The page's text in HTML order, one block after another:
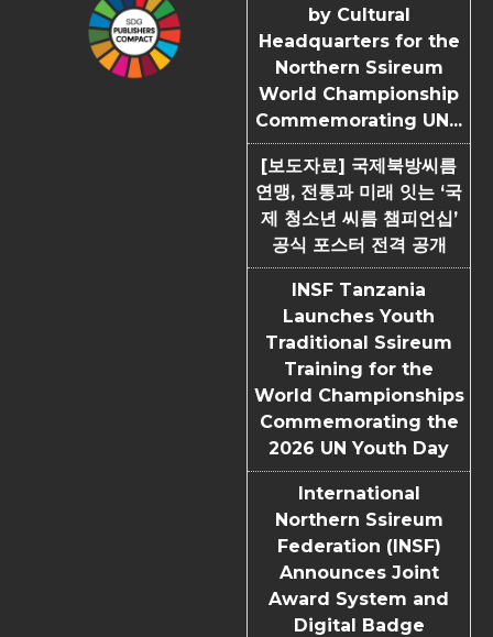
by Cultural
Headquarters for the
Northern Ssireum
World Championship
Commemorating UN...
[보도자료] 국제북방씨름
연맹, 전통과 미래 잇는 ‘국
제 청소년 씨름 챔피언십’
공식 포스터 전격 공개
INSF Tanzania
Launches Youth
Traditional Ssireum
Training for the
World Championships
Commemorating the
2026 UN Youth Day
International
Northern Ssireum
Federation (INSF)
Announces Joint
Award System and
Digital Badge